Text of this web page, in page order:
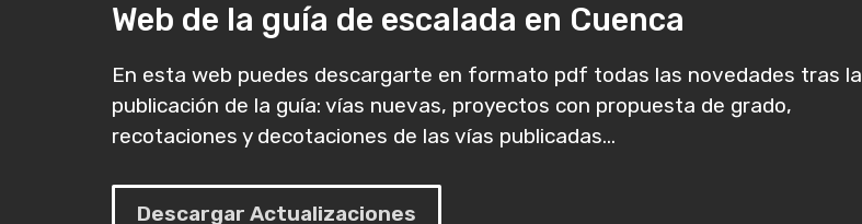
Web de la guía de escalada en Cuenca
En esta web puedes descargarte en formato pdf todas las novedades tras la
publicación de la guía: vías nuevas, proyectos con propuesta de grado,
recotaciones y decotaciones de las vías publicadas...
Descargar Actualizaciones